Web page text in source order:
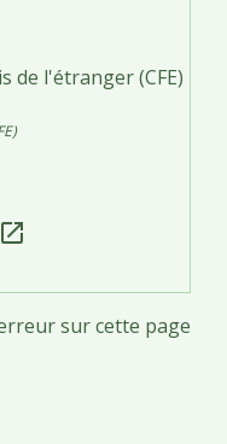
de l'étranger (CFE)
open_in_new
sur cette page